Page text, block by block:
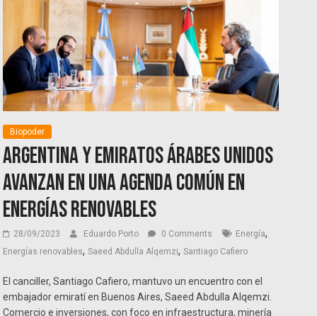
Biopoder
Argentina y Emiratos Árabes Unidos
avanzan en una agenda común en
energías renovables
28/09/2023 Eduardo Porto 0 Comments Energía,
Energías renovables,Saeed Abdulla Alqemzi,Santiago Cafiero
El canciller, Santiago Cafiero, mantuvo un encuentro con el
embajador emiratí en Buenos Aires, Saeed Abdulla Alqemzi.
Comercio e inversiones, con foco en infraestructura, minería